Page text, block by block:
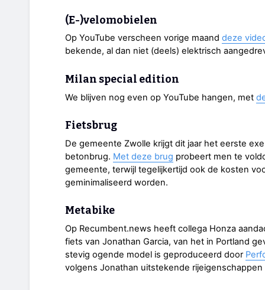
(E-)velomobielen
Op YouTube verscheen vorige maand deze
bekende, al dan niet (deels) elektrisch
Milan special edition
We blijven nog even op YouTube hangen, met
Fietsbrug
De gemeente Zwolle krijgt dit jaar het eerste
betonbrug. Met deze brug probeert men te
gemeente, terwijl tegelijkertijd ook de kosten
geminimaliseerd worden.
Metabike
Op Recumbent.news heeft collega Honza
fiets van Jonathan Garcia, van het in Portland
stevig ogende model is geproduceerd door
volgens Jonathan uitstekende